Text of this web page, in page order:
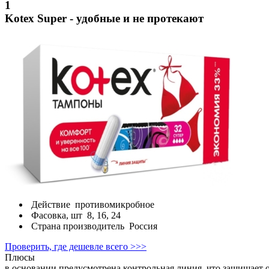
1
Kotex Super - удобные и не протекают
Действие противомикробное
Фасовка, шт 8, 16, 24
Страна производитель Россия
Проверить, где дешевле всего >>>
Плюсы